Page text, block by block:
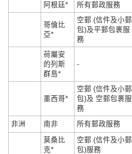
阿根廷* 所有郵政服務
哥倫比
亞*
空郵 (信件及小郵
包)及平郵包裹服
務
荷屬安
的列斯
群島*
-
墨西哥*
空郵 (信件及小郵
包)及 空郵包裹服
務
非洲 南非 所有郵政服務
莫桑比
克*
空郵 (信件及小郵
包)服務